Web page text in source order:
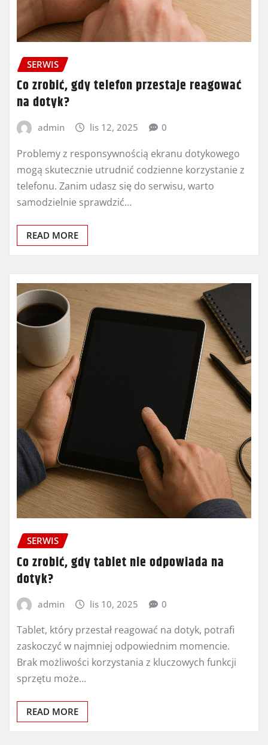
SERWIS
Co zrobić, gdy telefon przestaje reagować
na dotyk?
admin lis 12, 2025 0
Problemy z responsywnością ekranu dotykowego
mogą skutecznie utrudnić codzienne korzystanie z
telefonu. Zanim udasz się do serwisu, warto
samodzielnie sprawdzić…
READ MORE
SERWIS
Co zrobić, gdy tablet nie odpowiada na
dotyk?
admin lis 10, 2025 0
Tablet, który przestał reagować na dotyk, potrafi
zaskoczyć w najmniej odpowiednim momencie.
Brak możliwości korzystania z kluczowych funkcji
sprzętu może…
READ MORE